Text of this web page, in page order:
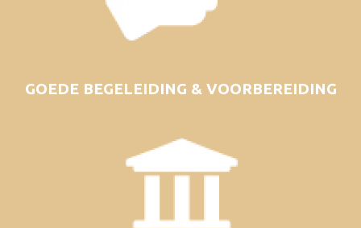
GOEDE BEGELEIDING & VOORBEREIDING